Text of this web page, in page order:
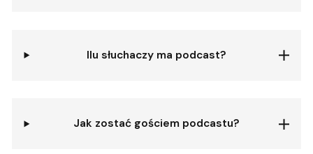
Ilu słuchaczy ma podcast?
Jak zostać gościem podcastu?